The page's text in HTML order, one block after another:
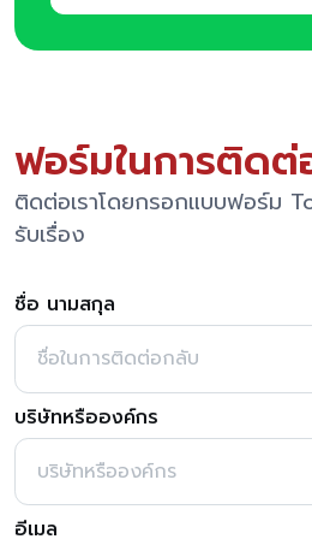
ฟอร์มในการติดต่
ติดต่อเราโดยกรอกแบบฟอร์ม
รับเรื่อง
ชื่อ นามสกุล
บริษัทหรือองค์กร
อีเมล